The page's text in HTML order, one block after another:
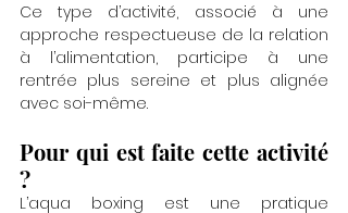
Ce type d’activité, associé à une
approche respectueuse de la relation
à l’alimentation, participe à une
rentrée plus sereine et plus alignée
avec soi-même.
Pour qui est faite cette activité
?
L’aqua boxing est une pratique